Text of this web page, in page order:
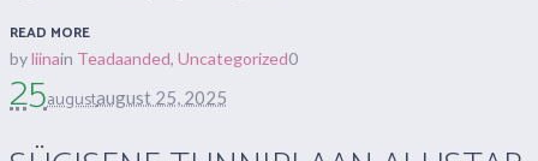
READ MORE
byliinain Teadaanded, Uncategorized0
25augustaugust 25, 2025